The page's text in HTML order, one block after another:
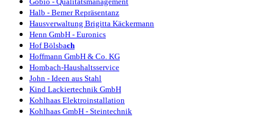
Halb - Bemer Repräsentanz
Hausverwaltung Brigitta Käckermann
Henn GmbH - Euronics
Hof Bölsbach
Hoffmann GmbH & Co. KG
Hombach-Haushaltsservice
John - Ideen aus Stahl
Kind Lackiertechnik GmbH
Kohlhaas Elektroinstallation
Kohlhaas GmbH - Steintechnik